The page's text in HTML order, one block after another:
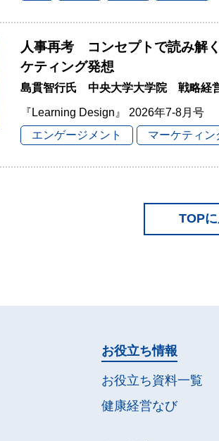
人事再考 コンセプトで読み解
ケティング発想
島貫智行氏 中央大学大学院 戦略経
『Learning Design』 2026年7-8月号
エンゲージメント
マーケティン
TOP
お役立ち情報
お役立ち資料一覧
健康経営なび